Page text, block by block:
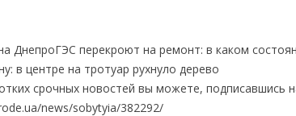
ДнепроГЭС перекроют на ремонт: в каком
в центре на тротуар рухнуло дерево
срочных новостей вы можете, подписавшись
news/sobytyia/382292/